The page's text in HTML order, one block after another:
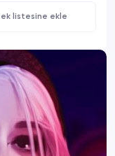
listesine ekle